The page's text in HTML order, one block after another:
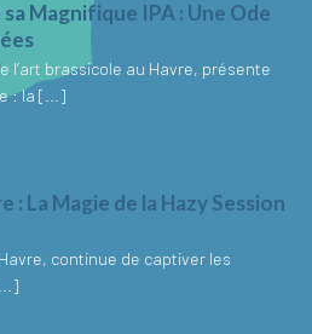
Magnifique IPA : Une Ode
l’art brassicole au Havre, présente
: la [...]
: La Magie de la Hazy Session
continue de captiver les